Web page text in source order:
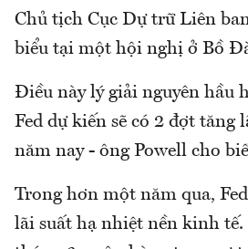
Chủ tịch Cục Dự trữ Liên
biểu tại một hội nghị ở Bồ
Điều này lý giải nguyên hầu
Fed dự kiến sẽ có 2 đợt tăng
năm nay - ông Powell cho
Trong hơn một năm qua,
lãi suất hạ nhiệt nền kinh